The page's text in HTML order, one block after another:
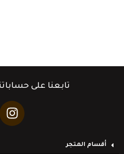
تابعنا على
أقسام المتجر